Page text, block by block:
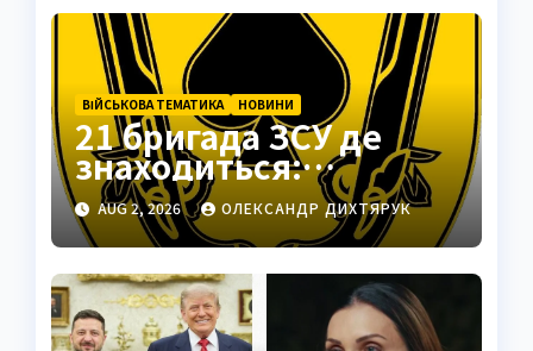
ВІЙСЬКОВА ТЕМАТИКА НОВИНИ
21 бригада ЗСУ де
знаходиться:
Подільськ як
стратегічний центр
AUG 2, 2026 ОЛЕКСАНДР ДИХТЯРУК